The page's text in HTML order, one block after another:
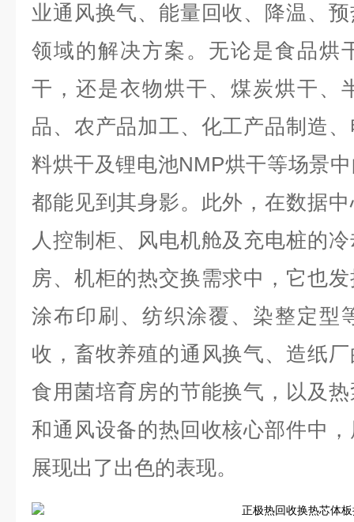
业通风换气、能量回收、降温、
领域的解决方案。无论是食品烘
干，还是衣物烘干、煤炭烘干、
品、农产品加工、化工产品制造
料烘干及锂电池NMP烘干等场景
都能见到其身影。此外，在数据
人控制柜、风电机舱及充电桩的
房、机柜的热交换需求中，它也
涂布印刷、纺织涂覆、染整定型
收，畜牧养殖的通风换气、造纸
食用菌培育房的节能换气，以及
和通风设备的热回收核心部件中
展现出了出色的表现。